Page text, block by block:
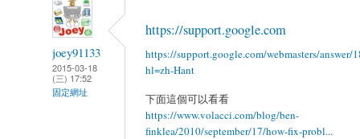
joey91133
2015-03-18
(三) 17:52
固定網址
https://support.google.com
https://support.google.com/webmasters/answer/
hl=zh-Hant
下面這個可以看看
https://www.volacci.com/blog/ben-
finklea/2010/september/17/how-fix-probl...